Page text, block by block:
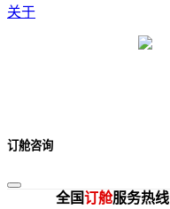
关于
订舱咨询
全国订舱服务热线